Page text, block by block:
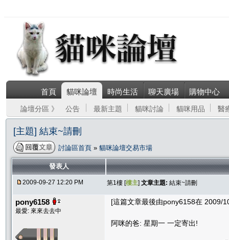
首頁 貓咪論壇 時尚生活 聊天廣場 購物中心
論壇分區 》 公告 最新主題 貓咪討論 貓咪用品 醫
[主題] 結束~請刪
討論區首頁 » 貓咪論壇交易市場
發表人
2009-09-27 12:20 PM 第1樓 [樓主] 文章主題: 結束~請刪
pony6158
最愛: 來來去去中
[這篇文章最後由pony6158在 2009/
阿咪的爸: 星期一 一定寄出!